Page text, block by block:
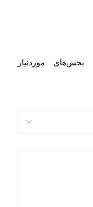
بخش‌های موردنیاز